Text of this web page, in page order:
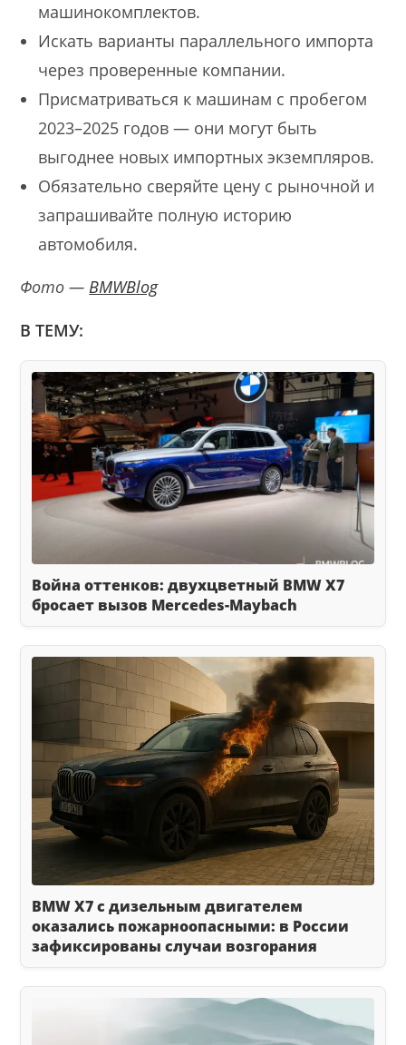
машинокомплектов.
Искать варианты параллельного импорта
через проверенные компании.
Присматриваться к машинам с пробегом
2023–2025 годов — они могут быть
выгоднее новых импортных экземпляров.
Обязательно сверяйте цену с рыночной и
запрашивайте полную историю
автомобиля.
Фото —BMWBlog
В ТЕМУ:
Война оттенков: двухцветный BMW X7
бросает вызов Mercedes-Maybach
BMW X7 с дизельным двигателем
оказались пожарноопасными: в России
зафиксированы случаи возгорания